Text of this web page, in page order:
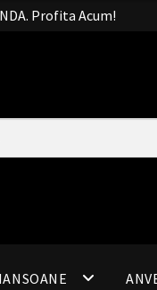
Profita Acum!